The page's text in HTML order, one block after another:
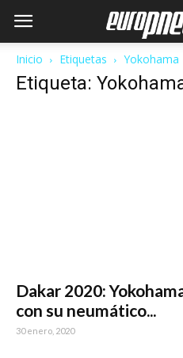
Inicio Etiquetas Yokohama
Etiqueta:
Dakar 2020:
con su neumático...
30 enero, 2020